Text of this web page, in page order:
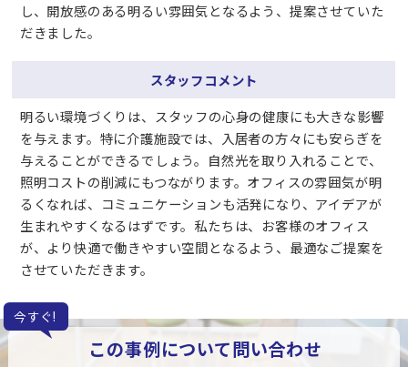
し、開放感のある明るい雰囲気となるよう、提案させていた
だきました。
スタッフコメント
明るい環境づくりは、スタッフの心身の健康にも大きな影響
を与えます。特に介護施設では、入居者の方々にも安らぎを
与えることができるでしょう。自然光を取り入れることで、
照明コストの削減にもつながります。オフィスの雰囲気が明
るくなれば、コミュニケーションも活発になり、アイデアが
生まれやすくなるはずです。私たちは、お客様のオフィス
が、より快適で働きやすい空間となるよう、最適なご提案を
させていただきます。
今すぐ!
この事例について問い合わせ